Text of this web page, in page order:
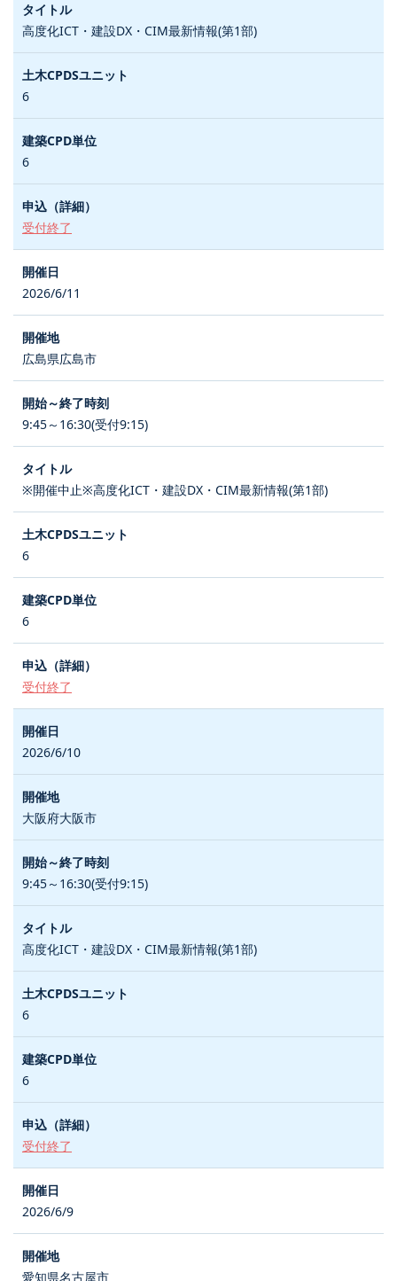
高度化ICT・建設DX・CIM最新情報(第1部)
6
6
受付終了
2026/6/11
広島県広島市
9:45～16:30(受付9:15)
※開催中止※高度化ICT・建設DX・CIM最新情報(第1部)
6
6
受付終了
2026/6/10
大阪府大阪市
9:45～16:30(受付9:15)
高度化ICT・建設DX・CIM最新情報(第1部)
6
6
受付終了
2026/6/9
愛知県名古屋市